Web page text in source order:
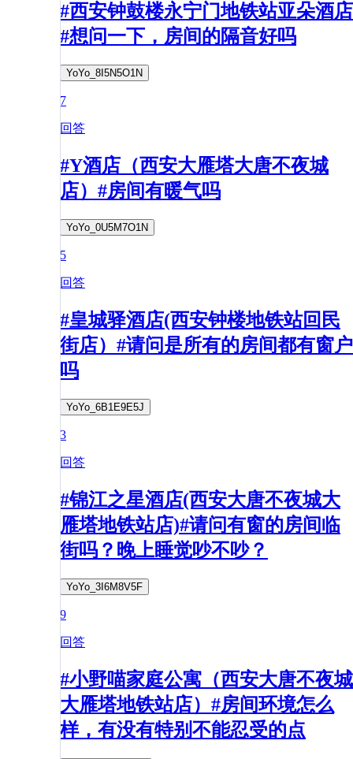
#西安钟鼓楼永宁门地铁站亚朵酒店
#想问一下，房间的隔音好吗
YoYo_8I5N5O1N
7
回答
#Y酒店（西安大雁塔大唐不夜城
店）#房间有暖气吗
YoYo_0U5M7O1N
5
回答
#皇城驿酒店(西安钟楼地铁站回民
街店）#请问是所有的房间都有窗户
吗
YoYo_6B1E9E5J
3
回答
#锦江之星酒店(西安大唐不夜城大
雁塔地铁站店)#请问有窗的房间临
街吗？晚上睡觉吵不吵？
YoYo_3I6M8V5F
9
回答
#小野喵家庭公寓（西安大唐不夜城
大雁塔地铁站店）#房间环境怎么
样，有没有特别不能忍受的点